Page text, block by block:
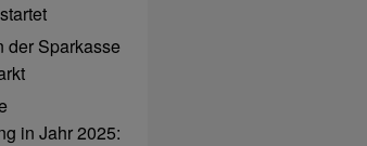
der Sparkasse
in Jahr 2025: